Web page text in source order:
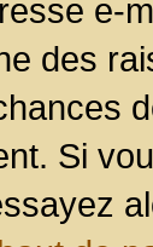
e-
des
Si